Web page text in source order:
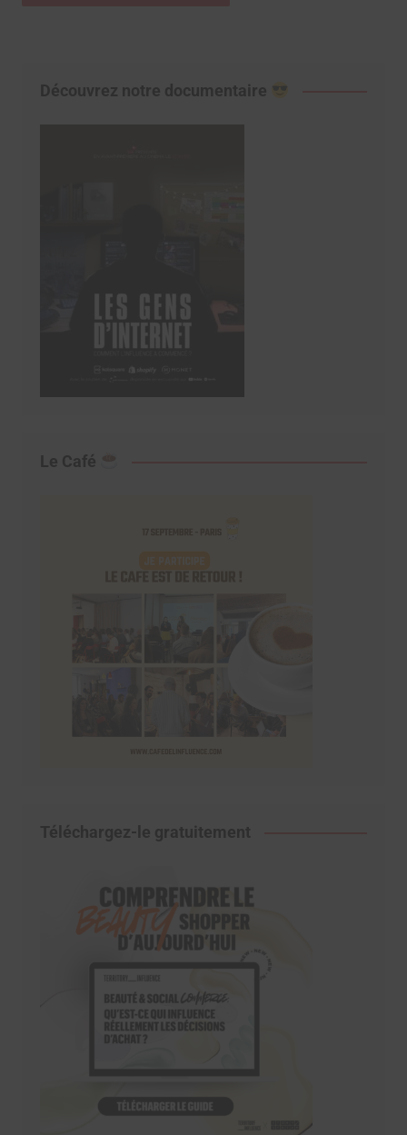
Découvrez notre documentaire
Le Café
Téléchargez-le gratuitement